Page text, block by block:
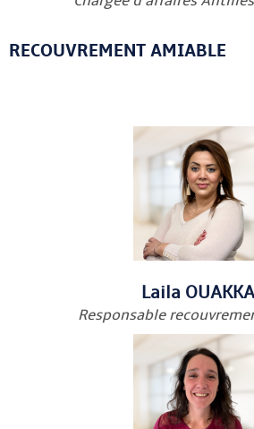
RECOUVREMENT AMIABLE
Laila
Responsable